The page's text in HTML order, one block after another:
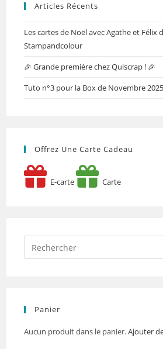
Articles Récents
Les cartes de Noël avec Agathe et Félix
Stampandcolour
🎉 Grande première chez Quiscrap ! 🎉
Tuto n°3 pour la Box de Novembre
Offrez Une Carte Cadeau
E-carte Carte
Panier
Aucun produit dans le panier.Ajouter